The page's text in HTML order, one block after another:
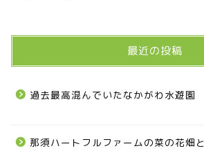
最近の投稿
過去最高混んでいたなかがわ水遊園
那須ハートフルファームの菜の花畑